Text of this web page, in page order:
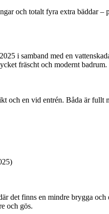
och totalt fyra extra bäddar
i samband med en
fräscht och modernt badrum.
och en vid entrén. Båda är fullt
det finns en mindre brygga
och gös.